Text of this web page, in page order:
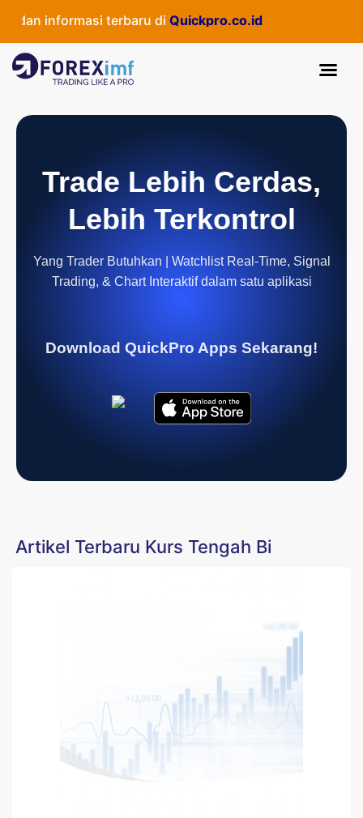
informasi terbaru diQuickpro.co.id
Trade Lebih Cerdas,
Lebih Terkontrol
Yang Trader Butuhkan | Watchlist Real-Time, Signal
Trading, & Chart Interaktif dalam satu aplikasi
Download QuickPro Apps Sekarang!
Artikel Terbaru Kurs Tengah Bi